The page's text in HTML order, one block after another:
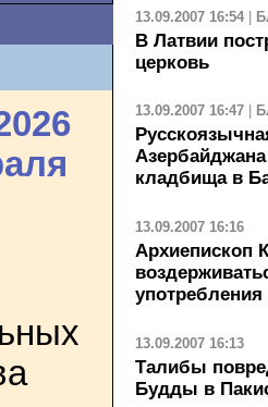
13.09.2007 16:54 |
В Латвии
церковь
13.09.2007 16:47
Азербайджана
кладбища в
13.09.2007 16:16
Архиепископ
13.09.2007 16:13
Талибы
Будды в